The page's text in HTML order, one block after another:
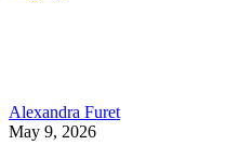
Alexandra Furet
May 9, 2026